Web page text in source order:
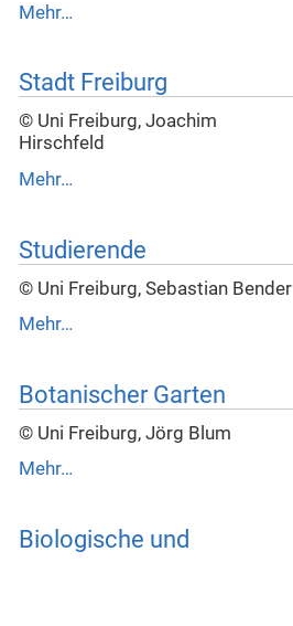
Mehr…
Stadt Freiburg
© Uni Freiburg, Joachim
Hirschfeld
Mehr…
Studierende
© Uni Freiburg, Sebastian Bender
Mehr…
Botanischer Garten
© Uni Freiburg, Jörg Blum
Mehr…
Biologische und